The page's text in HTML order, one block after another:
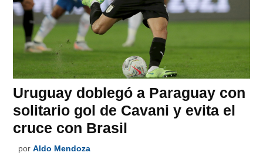
Uruguay doblegó a Paraguay con
solitario gol de Cavani y evita el
cruce con Brasil
por Aldo Mendoza